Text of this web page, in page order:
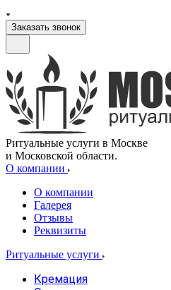
Заказать звонок
Ритуальные услуги в Москве
и Московской области.
О компании
О компании
Галерея
Отзывы
Реквизиты
Ритуальные услуги
Кремация